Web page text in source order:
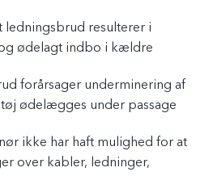
ledningsbrud resulterer i
ødelagt indbo i kældre
forårsager underminering af
ødelægges under passage
ikke har haft mulighed for at
over kabler, ledninger,